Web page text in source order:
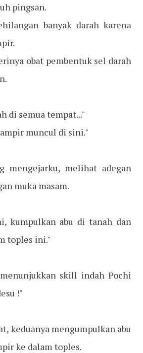
pingsan.
banyak darah karena
obat pembentuk sel darah
di semua tempat..."
muncul di sini."
mengejarku, melihat adegan
muka masam.
kumpulkan abu di tanah dan
toples ini."
skill indah Pochi
!"
keduanya mengumpulkan abu
ke dalam toples.